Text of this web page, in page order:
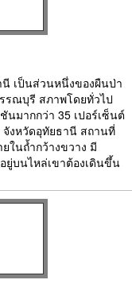
นี เป็นส่วนหนึ่งของผืนป่า
รณบุรี สภาพโดยทั่วไป
มากกว่า 35 เปอร์เซ็นต์
งหวัดอุทัยธานี สถานที่
ในถ้ำกว้างขวาง มี
ยู่บนไหล่เขาต้องเดินขึ้น